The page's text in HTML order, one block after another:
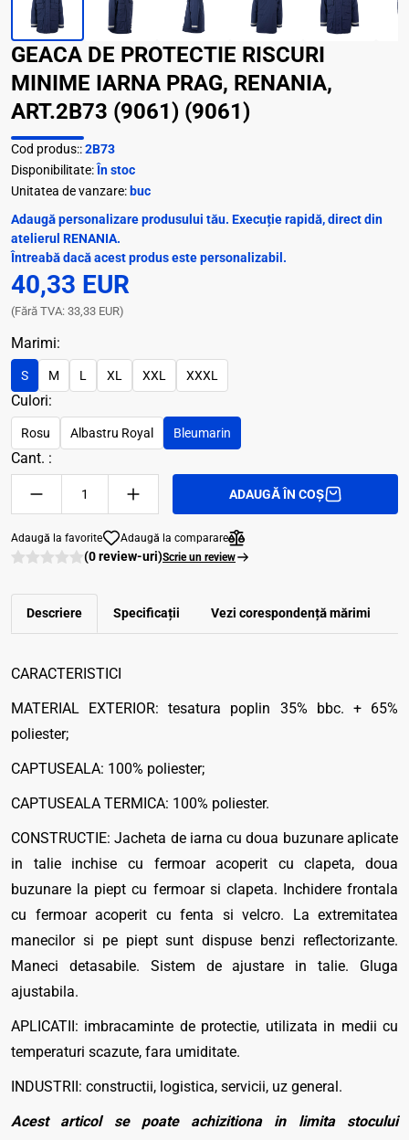
GEACA DE PROTECTIE RISCURI
MINIME IARNA PRAG, RENANIA,
ART.2B73 (9061) (9061)
Cod produs::2B73
Disponibilitate: În stoc
Unitatea de vanzare: buc
Adaugă personalizare produsului tău. Execuție rapidă, direct din
atelierul RENANIA.
Întreabă dacă acest produs este personalizabil.
40,33 EUR
(Fără TVA: 33,33 EUR)
Marimi:
S M L XL XXL XXXL
Culori:
Rosu Albastru Royal Bleumarin
Cant. :
ADAUGĂ ÎN COȘ
Adaugă la favorite Adaugă la comparare
(0 review-uri)Scrie un review
Descriere Specificații Vezi corespondenţă mărimi
CARACTERISTICI
MATERIAL EXTERIOR: tesatura poplin 35% bbc. + 65%
poliester;
CAPTUSEALA: 100% poliester;
CAPTUSEALA TERMICA: 100% poliester.
CONSTRUCTIE: Jacheta de iarna cu doua buzunare aplicate
in talie inchise cu fermoar acoperit cu clapeta, doua
buzunare la piept cu fermoar si clapeta. Inchidere frontala
cu fermoar acoperit cu fenta si velcro. La extremitatea
manecilor si pe piept sunt dispuse benzi reflectorizante.
Maneci detasabile. Sistem de ajustare in talie. Gluga
ajustabila.
APLICATII: imbracaminte de protectie, utilizata in medii cu
temperaturi scazute, fara umiditate.
INDUSTRII: constructii, logistica, servicii, uz general.
Acest articol se poate achizitiona in limita stocului